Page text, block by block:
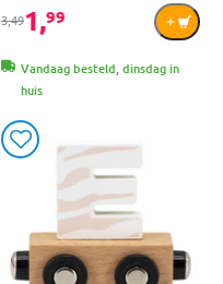
3,491,99
Vandaag besteld, dinsdag in
huis